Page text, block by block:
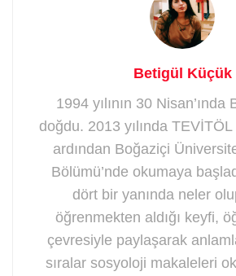
Betigül Küçük
1994 yılının 30 Nisan’ında
doğdu. 2013 yılında
ardından Boğaziçi
Bölümü’nde okumaya
dört bir yanında neler
öğrenmekten aldığı keyfi,
çevresiyle paylaşarak
sıralar sosyoloji makaleleri